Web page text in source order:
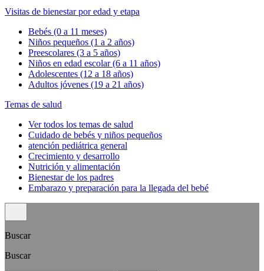
Visitas de bienestar por edad y etapa
Bebés (0 a 11 meses)
Niños pequeños (1 a 2 años)
Preescolares (3 a 5 años)
Niños en edad escolar (6 a 11 años)
Adolescentes (12 a 18 años)
Adultos jóvenes (19 a 21 años)
Temas de salud
Ver todos los temas de salud
Cuidado de bebés y niños pequeños
atención pediátrica general
Crecimiento y desarrollo
Nutrición y alimentación
Bienestar de los padres
Embarazo y preparación para la llegada del bebé
Buscar
Buscar